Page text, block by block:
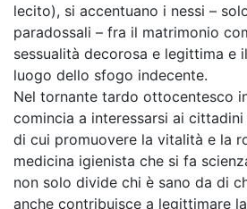
lecito), si accentuano i nessi –
paradossali – fra il matrimonio
sessualità decorosa e legittima e
luogo dello sfogo indecente.
Nel tornante tardo ottocentesco
comincia a interessarsi ai
di cui promuovere la vitalità e la
medicina igienista che si fa
non solo divide chi è sano da di
anche contribuisce a legittimare